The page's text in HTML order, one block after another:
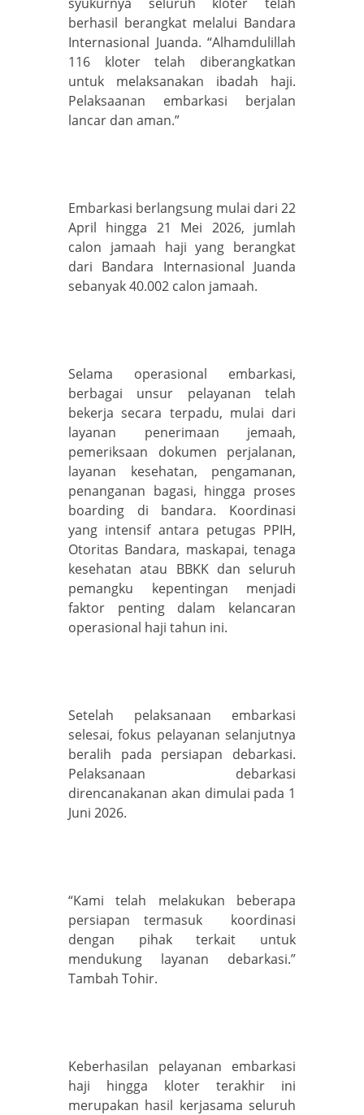
berhasil berangkat melalui Bandara
Internasional Juanda. “Alhamdulillah
116 kloter telah diberangkatkan
untuk melaksanakan ibadah haji.
Pelaksaanan embarkasi berjalan
lancar dan aman.”
Embarkasi berlangsung mulai dari 22
April hingga 21 Mei 2026, jumlah
calon jamaah haji yang berangkat
dari Bandara Internasional Juanda
sebanyak 40.002 calon jamaah.
Selama operasional embarkasi,
berbagai unsur pelayanan telah
bekerja secara terpadu, mulai dari
layanan penerimaan jemaah,
pemeriksaan dokumen perjalanan,
layanan kesehatan, pengamanan,
penanganan bagasi, hingga proses
boarding di bandara. Koordinasi
yang intensif antara petugas PPIH,
Otoritas Bandara, maskapai, tenaga
kesehatan atau BBKK dan seluruh
pemangku kepentingan menjadi
faktor penting dalam kelancaran
operasional haji tahun ini.
Setelah pelaksanaan embarkasi
selesai, fokus pelayanan selanjutnya
beralih pada persiapan debarkasi.
Pelaksanaan debarkasi
direncanakanan akan dimulai pada 1
Juni 2026.
“Kami telah melakukan beberapa
persiapan termasuk koordinasi
dengan pihak terkait untuk
mendukung layanan debarkasi.”
Tambah Tohir.
Keberhasilan pelayanan embarkasi
haji hingga kloter terakhir ini
merupakan hasil kerjasama seluruh